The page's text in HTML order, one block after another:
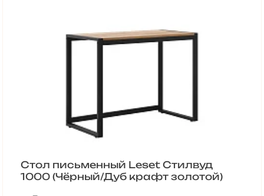
Стол письменный Leset Стилвуд
1000 (Чёрный/Дуб крафт золотой)